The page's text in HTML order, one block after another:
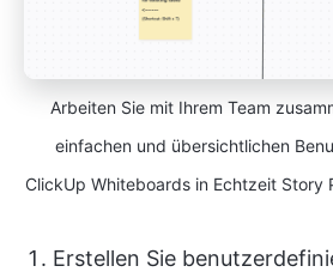
Arbeiten Sie mit Ihrem Team
einfachen und übersichtlichen
ClickUp Whiteboards in Echtzeit Story
Erstellen Sie